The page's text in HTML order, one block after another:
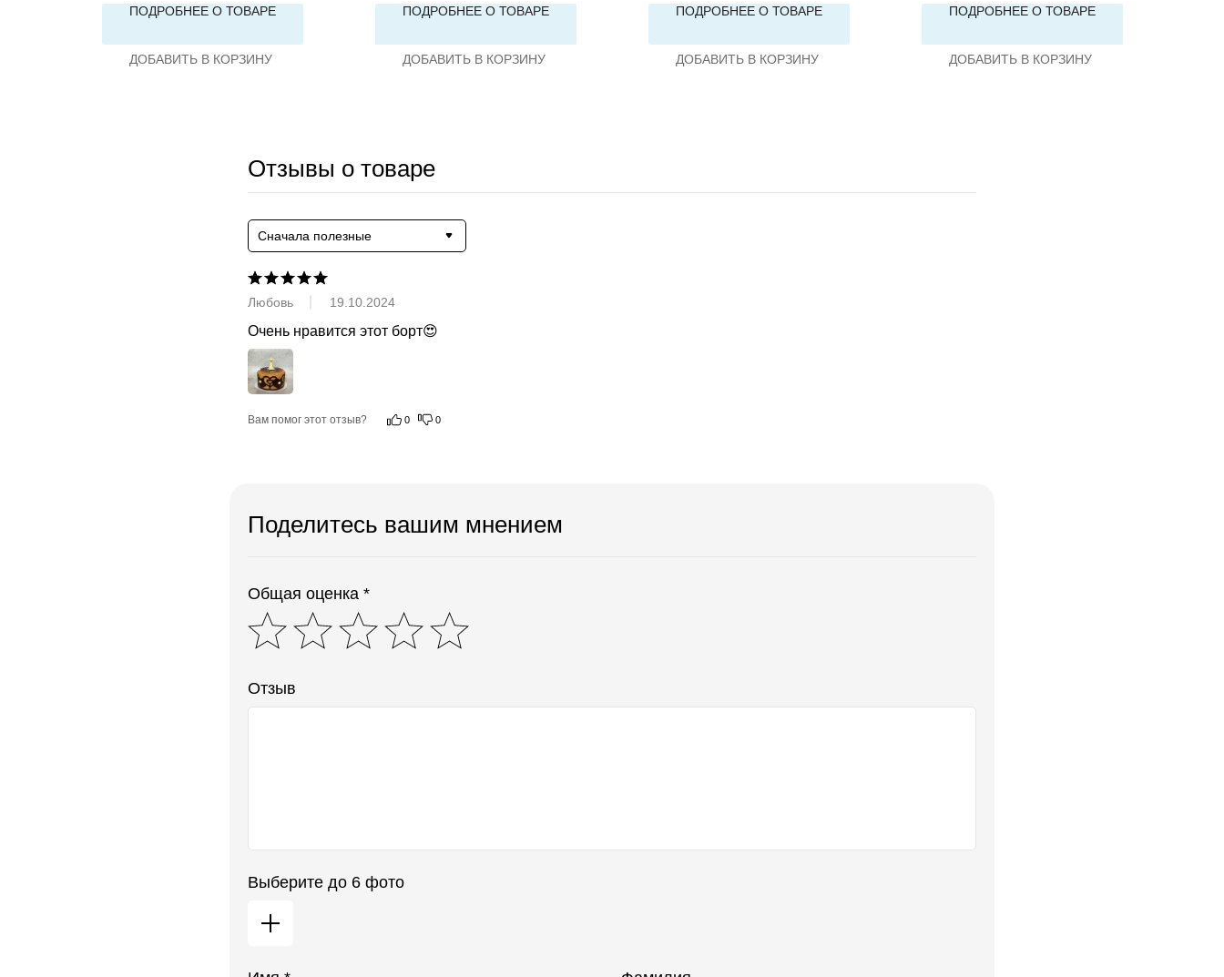
ПОДРОБНЕЕ О ТОВАРЕ
ДОБАВИТЬ В КОРЗИНУ
ПОДРОБНЕЕ О ТОВАРЕ
ДОБАВИТЬ В КОРЗИНУ
ПОДРОБНЕЕ О ТОВАРЕ
ДОБАВИТЬ В КОРЗИНУ
ПОДРОБНЕЕ О ТОВАРЕ
ДОБАВИТЬ В КОРЗИНУ
Отзывы о товаре
Сначала полезные
Любовь 19.10.2024
Очень нравится этот борт😍
Вам помог этот отзыв? 0 0
Поделитесь вашим мнением
Общая оценка *
Отзыв
Выберите до 6 фото